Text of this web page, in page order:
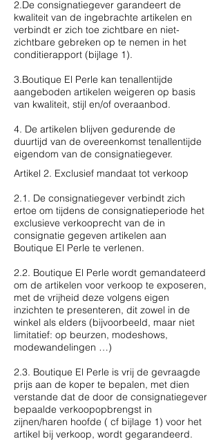
2.De consignatiegever garandeert de
kwaliteit van de ingebrachte artikelen en
verbindt er zich toe zichtbare en niet-
zichtbare gebreken op te nemen in het
conditierapport (bijlage 1).
3.Boutique El Perle kan tenallentijde
aangeboden artikelen weigeren op basis
van kwaliteit, stijl en/of overaanbod.
4. De artikelen blijven gedurende de
duurtijd van de overeenkomst tenallentijde
eigendom van de consignatiegever.
Artikel 2. Exclusief mandaat tot verkoop
2.1. De consignatiegever verbindt zich
ertoe om tijdens de consignatieperiode het
exclusieve verkooprecht van de in
consignatie gegeven artikelen aan
Boutique El Perle te verlenen.
2.2. Boutique El Perle wordt gemandateerd
om de artikelen voor verkoop te exposeren,
met de vrijheid deze volgens eigen
inzichten te presenteren, dit zowel in de
winkel als elders (bijvoorbeeld, maar niet
limitatief: op beurzen, modeshows,
modewandelingen …)
2.3. Boutique El Perle is vrij de gevraagde
prijs aan de koper te bepalen, met dien
verstande dat de door de consignatiegever
bepaalde verkoopopbrengst in
zijnen/haren hoofde ( cf bijlage 1) voor het
artikel bij verkoop, wordt gegarandeerd.